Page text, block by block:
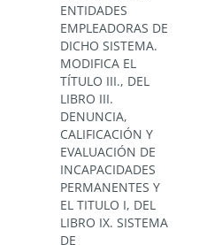
ENTIDADES
EMPLEADORAS DE
DICHO SISTEMA.
MODIFICA EL
TÍTULO III., DEL
LIBRO III.
DENUNCIA,
CALIFICACIÓN Y
EVALUACIÓN DE
INCAPACIDADES
PERMANENTES Y
EL TITULO I, DEL
LIBRO IX. SISTEMA
DE